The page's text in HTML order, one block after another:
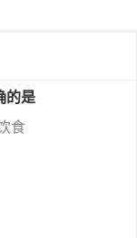
的是
食